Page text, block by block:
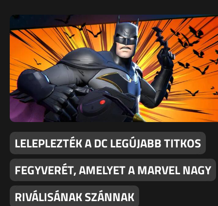
LELEPLEZTÉK A DC LEGÚJABB TITKOS
FEGYVERÉT, AMELYET A MARVEL NAGY
RIVÁLISÁNAK SZÁNNAK